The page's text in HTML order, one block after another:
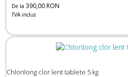
De la 390,00 RON
TVA inclus
Chlorilong clor lent tablete 5 kg